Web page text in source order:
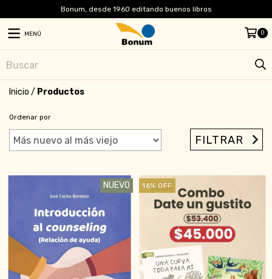
Bonum, desde 1960 editando buenos libros
MENÚ 0
Inicio / Productos
Ordenar por
FILTRAR
NUEVO 16% OFF